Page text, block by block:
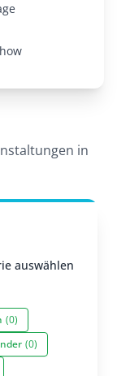
in
auswählen
(0)
(0)